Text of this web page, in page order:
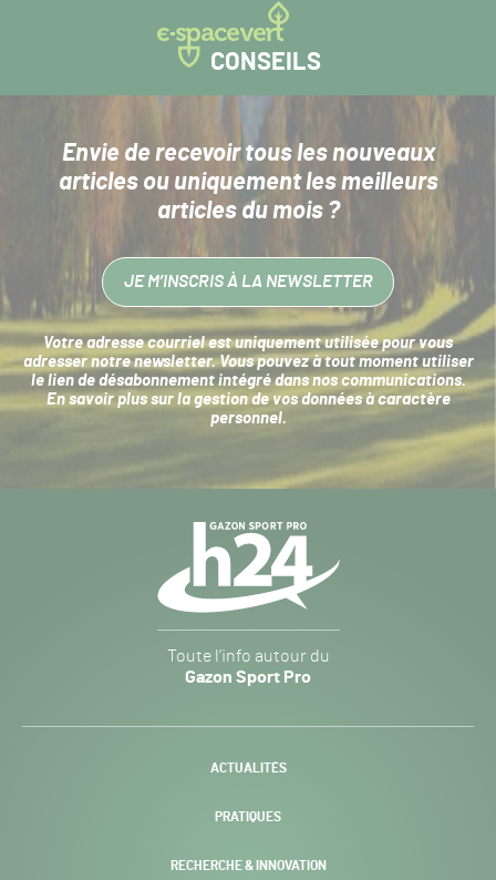
CONSEILS
Envie de recevoir tous les nouveaux
articlesou uniquement les meilleurs
articles du mois ?
JE M’INSCRIS À LA NEWSLETTER
Votre adresse courriel est uniquement utilisée pour vous
adresser notre newsletter. Vous pouvez à tout moment utiliser
le lien de désabonnement intégré dans nos communications.
En savoir plus sur la gestion de vos données à caractère
personnel.
Sport
Pro
-
Toute l’info autour du
Gazon Sport Pro
ACTUALITÉS
PRATIQUES
RECHERCHE & INNOVATION